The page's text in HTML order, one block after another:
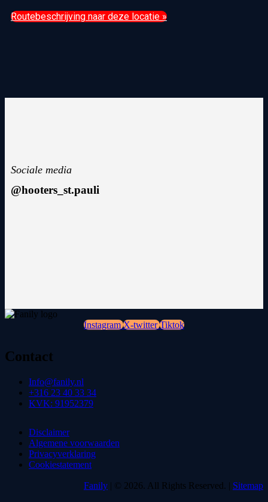
Routebeschrijving naar deze locatie »
Sociale media
@hooters_st.pauli
Instagram X-twitter Tiktok
Contact
Info@fanily.nl
+316 23 40 33 34
KVK: 91952379
Disclaimer
Algemene voorwaarden
Privacyverklaring
Cookiestatement
Fanily | © 2026. All Rights Reserved. | Sitemap